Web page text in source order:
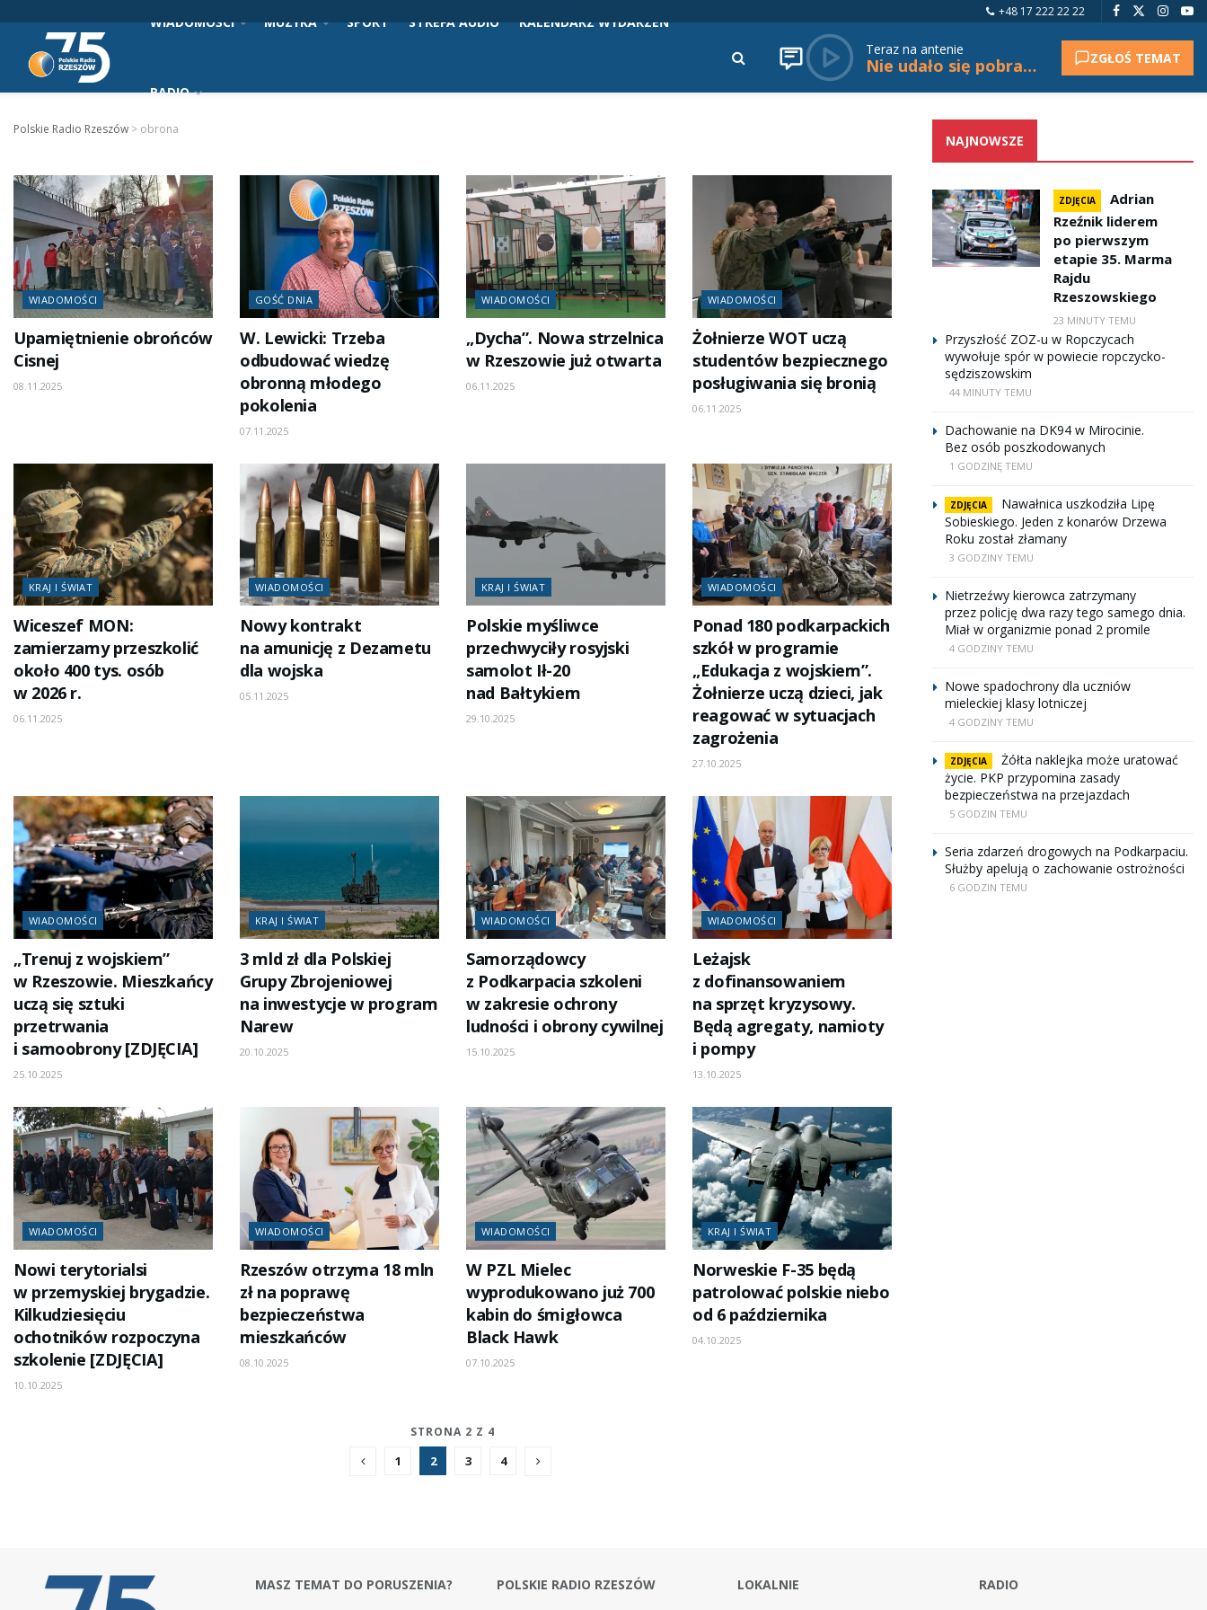
+48 17 222 22 22
WIADOMOŚCI MUZYKA SPORT STREFA AUDIO KALENDARZ WYDARZEŃ
RADIO
Teraz na antenie
Nie udało się pobrać tytułu. ZGŁOŚ TEMAT
Polskie Radio Rzeszów > obrona
WIADOMOŚCI
Upamiętnienie obrońców
Cisnej
08.11.2025
GOŚĆ DNIA
W. Lewicki: Trzeba
odbudować wiedzę
obronną młodego
pokolenia
07.11.2025
WIADOMOŚCI
„Dycha”. Nowa strzelnica
w Rzeszowie już otwarta
06.11.2025
WIADOMOŚCI
Żołnierze WOT uczą
studentów bezpiecznego
posługiwania się bronią
06.11.2025
KRAJ I ŚWIAT
Wiceszef MON:
zamierzamy przeszkolić
około 400 tys. osób
w 2026 r.
06.11.2025
WIADOMOŚCI
Nowy kontrakt
na amunicję z Dezametu
dla wojska
05.11.2025
KRAJ I ŚWIAT
Polskie myśliwce
przechwyciły rosyjski
samolot Ił-20
nad Bałtykiem
29.10.2025
WIADOMOŚCI
Ponad 180 podkarpackich
szkół w programie
„Edukacja z wojskiem”.
Żołnierze uczą dzieci, jak
reagować w sytuacjach
zagrożenia
27.10.2025
WIADOMOŚCI
„Trenuj z wojskiem”
w Rzeszowie. Mieszkańcy
uczą się sztuki
przetrwania
i samoobrony [ZDJĘCIA]
25.10.2025
KRAJ I ŚWIAT
3 mld zł dla Polskiej
Grupy Zbrojeniowej
na inwestycje w program
Narew
20.10.2025
WIADOMOŚCI
Samorządowcy
z Podkarpacia szkoleni
w zakresie ochrony
ludności i obrony cywilnej
15.10.2025
WIADOMOŚCI
Leżajsk
z dofinansowaniem
na sprzęt kryzysowy.
Będą agregaty, namioty
i pompy
13.10.2025
WIADOMOŚCI
Nowi terytorialsi
w przemyskiej brygadzie.
Kilkudziesięciu
ochotników rozpoczyna
szkolenie [ZDJĘCIA]
10.10.2025
WIADOMOŚCI
Rzeszów otrzyma 18 mln
zł na poprawę
bezpieczeństwa
mieszkańców
08.10.2025
WIADOMOŚCI
W PZL Mielec
wyprodukowano już 700
kabin do śmigłowca
Black Hawk
07.10.2025
KRAJ I ŚWIAT
Norweskie F-35 będą
patrolować polskie niebo
od 6 października
04.10.2025
STRONA 2 Z 4
1 2 3 4
NAJNOWSZE
ZDJĘCIA
Adrian
Rzeźnik liderem
po pierwszym
etapie 35. Marma
Rajdu
Rzeszowskiego
23 MINUTY TEMU
Przyszłość ZOZ-u w Ropczycach
wywołuje spór w powiecie ropczycko-
sędziszowskim
44 MINUTY TEMU
Dachowanie na DK94 w Mirocinie.
Bez osób poszkodowanych
1 GODZINĘ TEMU
ZDJĘCIA
Nawałnica uszkodziła Lipę
Sobieskiego. Jeden z konarów Drzewa
Roku został złamany
3 GODZINY TEMU
Nietrzeźwy kierowca zatrzymany
przez policję dwa razy tego samego dnia.
Miał w organizmie ponad 2 promile
4 GODZINY TEMU
Nowe spadochrony dla uczniów
mieleckiej klasy lotniczej
4 GODZINY TEMU
ZDJĘCIA
Żółta naklejka może uratować
życie. PKP przypomina zasady
bezpieczeństwa na przejazdach
5 GODZIN TEMU
Seria zdarzeń drogowych na Podkarpaciu.
Służby apelują o zachowanie ostrożności
6 GODZIN TEMU
MASZ TEMAT DO PORUSZENIA?
POLSKIE RADIO RZESZÓW
LOKALNIE
RADIO